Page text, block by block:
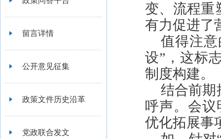
留言详情
公开意见征集
政策文件历史沿革
党政联合发文
变、流程重
有力促进了
值得注
设”，这标
制度构建。
结合前期
呼声。会议
优化拓展事